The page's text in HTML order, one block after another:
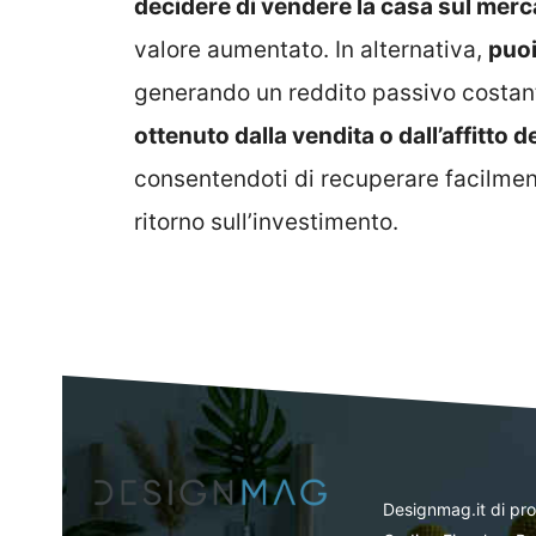
decidere di vendere la casa sul
valore aumentato. In alternativa,
generando un reddito passivo
ottenuto dalla vendita o dall’affitto
consentendoti di recuperare
ritorno sull’investimento.
Designmag.it di